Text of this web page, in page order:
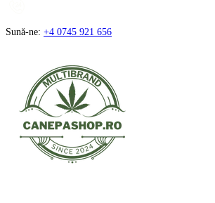
Sună-ne: +4 0745 921 656